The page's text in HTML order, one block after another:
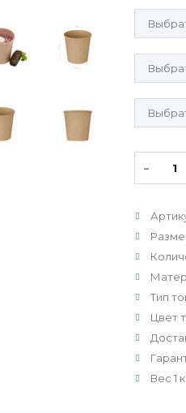
Крышка
Вставка
-
Тип
Цвет
Вес 1